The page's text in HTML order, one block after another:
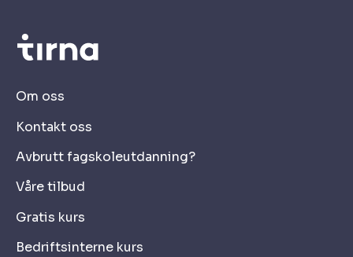
Om oss
Kontakt oss
Avbrutt fagskoleutdanning?
Våre tilbud
Gratis kurs
Bedriftsinterne kurs